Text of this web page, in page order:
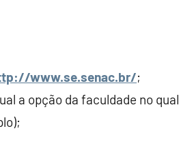
www.se.senac.br/;
a opção da faculdade no qual